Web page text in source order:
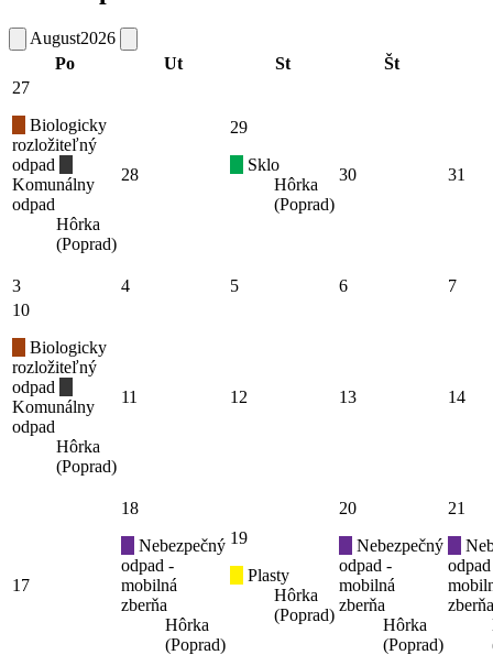
August2026
Po
Ut St Št
27
Biologicky
rozložiteľný
odpad
Komunálny
odpad
Hôrka
(Poprad)
28
29
Sklo
Hôrka
(Poprad)
30 31
3 4 5 6
7
10
Biologicky
rozložiteľný
odpad
Komunálny
odpad
Hôrka
(Poprad)
11 12 13 14
17
18
Nebezpečný
odpad -
mobilná
zberňa
Hôrka
(Poprad)
19
Plasty
Hôrka
(Poprad)
20
Nebezpečný
odpad -
mobilná
zberňa
Hôrka
(Poprad)
21
zberňa